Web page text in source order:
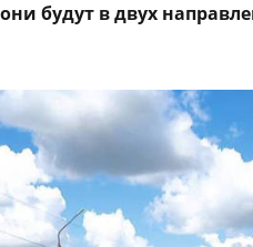
будут в двух